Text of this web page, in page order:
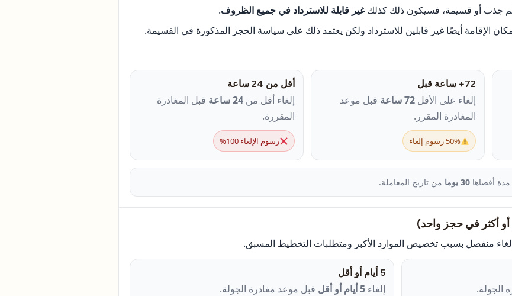
جذب أو قسيمة، فسيكون ذلك كذلكغير قابلة للاسترداد في جميع الظروف.
الإقامة أيضًا غير قابلين للاسترداد ولكن يعتمد ذلك على سياسة الحجز المذكورة في القسيمة.
72+ ساعة قبل
إلغاء على الأقل 72 ساعة
قبل موعد
المغادرة المقرر.
50% رسوم إلغاء
أقل من 24 ساعة
إلغاء أقل من 24 ساعة
قبل المغادرة
المقررة.
رسوم الإلغاء 100%
أقصاها 30 يوما من تاريخ المعاملة.
منفصل بسبب تخصيص الموارد الأكبر ومتطلبات التخطيط المسبق.
الجولة.
5 أيام أو أقل
إلغاء 5 أيام أو أقل قبل موعد مغادرة الجولة.